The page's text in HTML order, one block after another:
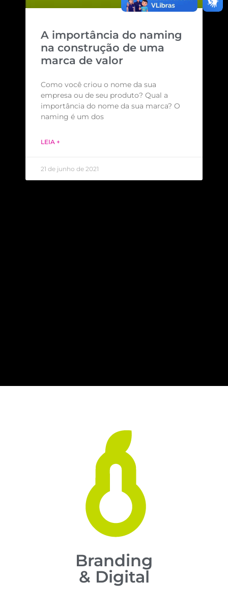
A importância do naming
na construção de uma
marca de valor
Como você criou o nome da sua
empresa ou de seu produto? Qual a
importância do nome da sua marca? O
naming é um dos
LEIA +
21 de junho de 2021
Branding
& Digital